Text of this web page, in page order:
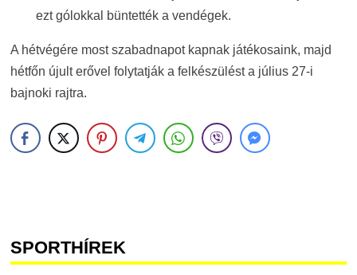
ezt gólokkal büntették a vendégek.
A hétvégére most szabadnapot kapnak játékosaink, majd
hétfőn újult erővel folytatják a felkészülést a július 27-i
bajnoki rajtra.
SPORTHÍREK